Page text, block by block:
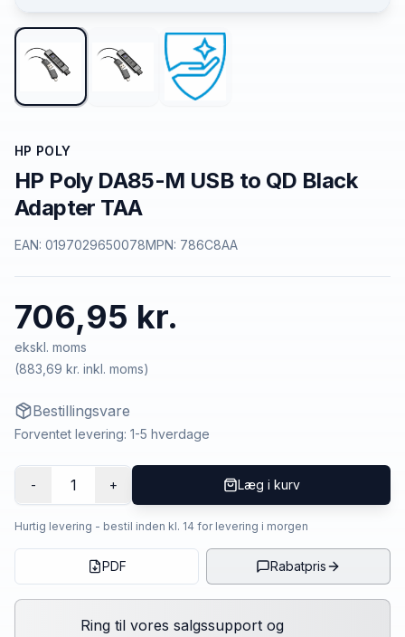
HP POLY
HP Poly DA85-M USB to QD Black
Adapter TAA
EAN: 0197029650078MPN: 786C8AA
706,95 kr.
ekskl. moms
(883,69 kr. inkl. moms)
Bestillingsvare
Forventet levering: 1-5 hverdage
- 1 + Læg i kurv
Hurtig levering - bestil inden kl. 14 for levering i morgen
PDF Rabatpris
Ring til vores salgssupport og